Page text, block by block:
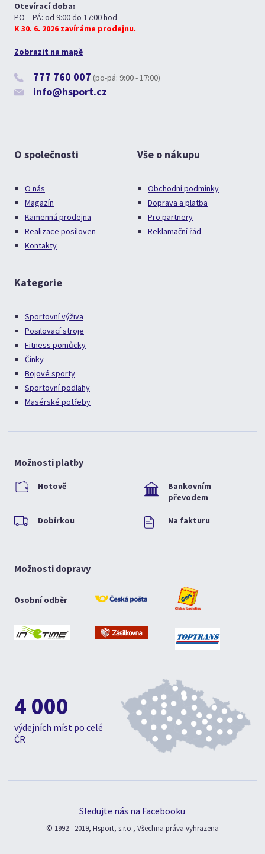
Otevírací doba:
PO – PÁ: od 9:00 do 17:00 hod
K 30. 6. 2026 zavíráme prodejnu.
Zobrazit na mapě
777 760 007 (po-pá: 9:00 - 17:00)
info@hsport.cz
O společnosti
O nás
Magazín
Kamenná prodejna
Realizace posiloven
Kontakty
Vše o nákupu
Obchodní podmínky
Doprava a platba
Pro partnery
Reklamační řád
Kategorie
Sportovní výživa
Posilovací stroje
Fitness pomůcky
Činky
Bojové sporty
Sportovní podlahy
Masérské potřeby
Možnosti platby
Hotově
Bankovním
převodem
Dobírkou Na fakturu
Možnosti dopravy
Osobní odběr
4 000
výdejních míst po celé
ČR
Sledujte nás na Facebooku
© 1992 - 2019, Hsport, s.r.o., Všechna práva vyhrazena